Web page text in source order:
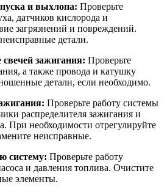
и выхлопа: Проверьте
датчиков кислорода и
загрязнений и повреждений.
детали.
свечей зажигания: Проверьте
а также провода и катушку
детали, если необходимо.
Проверьте работу системы
распределителя зажигания и
При необходимости отрегулируйте
неисправные.
систему: Проверьте работу
и давления топлива. Очистите
элементы.